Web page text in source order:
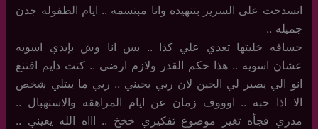
انسدحت على السرير بتنهيده وانا مبتسمه .. ايام الطفوله جدن
جميله ..
حسافه خليتها تعدي علي كذا .. بس انا وش بإيدي اسويه
عشان اسويه .. هذا حكم القدر ولازم ارضى .. كنت دايم اقتنع
انو الي يصير لي الحين لان ربي يحبني .. ربي ما يبتلي شخص
الا اذا حبه .. اوووف زمان عن ايام المراهقه والاستهبال ..
مدري فجأه تغير موضوع تفكيري خخخ .. اااه الله يعيني ..